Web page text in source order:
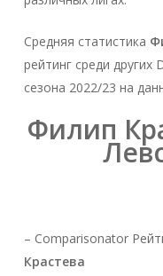
Средняя статистика
рейтинг среди других
сезона 2022/23 на
Филип
– Comparisonator
Крастева